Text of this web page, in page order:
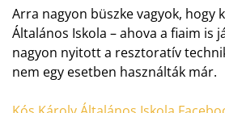
Arra nagyon büszke vagyok, hogy
Általános Iskola – ahova a fiaim is
nagyon nyitott a resztoratív
nem egy esetben használták már.